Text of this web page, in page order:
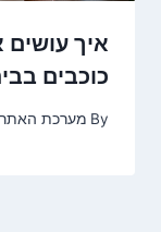
כוכבים
By מערכת האתר